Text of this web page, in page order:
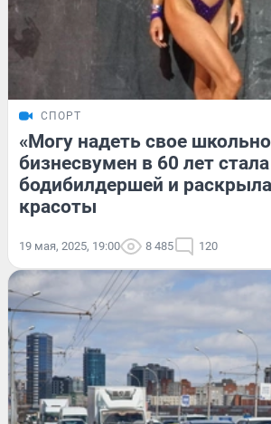
СПОРТ
«Могу надеть свое
бизнесвумен в 60 лет стала
бодибилдершей и
красоты
19 мая, 2025, 19:00 8 485 120